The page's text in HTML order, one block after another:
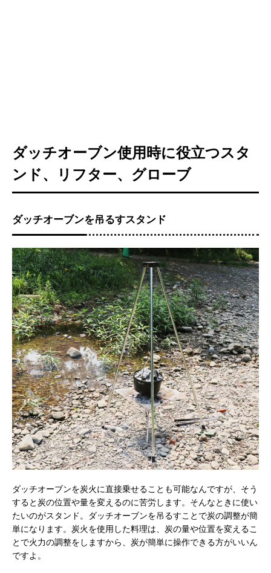
ダッチオーブン使用時に役立つスタ
ンド、リフター、グローブ
ダッチオーブンを吊るすスタンド
ダッチオーブンを炭火に直接乗せることも可能なんですが、そう
すると炭の位置や量を変えるのに苦労します。そんなときに使い
たいのがスタンド。ダッチオーブンを吊るすことで炭の調整が簡
単になります。炭火を使用した料理は、炭の量や位置を変えるこ
とで火力の調整をしますから、炭が簡単に操作できる方がいいん
ですよ。